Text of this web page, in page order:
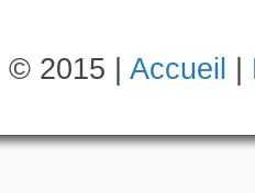
2015 | Accueil